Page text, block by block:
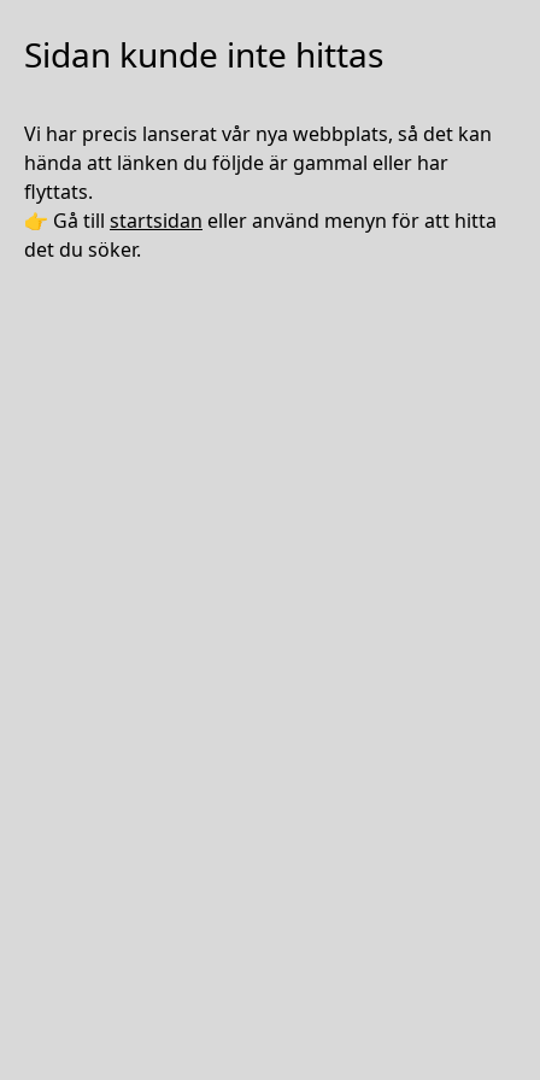
Sidan kunde inte hittas
Vi har precis lanserat vår nya webbplats, så det kan
hända att länken du följde är gammal eller har
flyttats.
👉 Gå till startsidan eller använd menyn för att hitta
det du söker.